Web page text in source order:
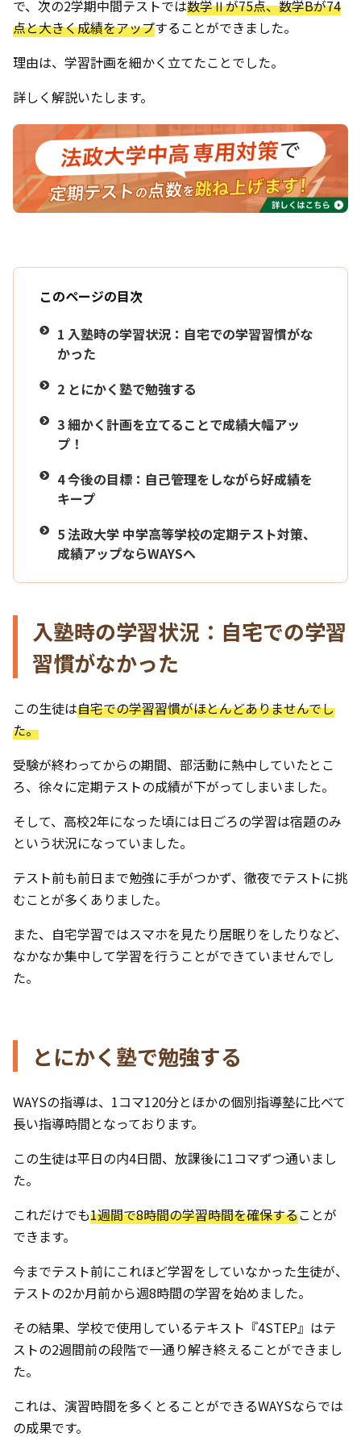
で、次の2学期中間テストでは数学Ⅱが75点、数学Bが74
点と大きく成績をアップすることができました。
理由は、学習計画を細かく立てたことでした。
詳しく解説いたします。
このページの目次
1 入塾時の学習状況：自宅での学習習慣がな
かった
2 とにかく塾で勉強する
3細かく計画を立てることで成績大幅アッ
プ！
4今後の目標：自己管理をしながら好成績を
キープ
5法政大学 中学高等学校の定期テスト対策、
成績アップならWAYSへ
入塾時の学習状況：自宅での学習
習慣がなかった
この生徒は自宅での学習習慣がほとんどありませんでし
た。
受験が終わってからの期間、部活動に熱中していたとこ
ろ、徐々に定期テストの成績が下がってしまいました。
そして、高校2年になった頃には日ごろの学習は宿題のみ
という状況になっていました。
テスト前も前日まで勉強に手がつかず、徹夜でテストに挑
むことが多くありました。
また、自宅学習ではスマホを見たり居眠りをしたりなど、
なかなか集中して学習を行うことができていませんでし
た。
とにかく塾で勉強する
WAYSの指導は、1コマ120分とほかの個別指導塾に比べて
長い指導時間となっております。
この生徒は平日の内4日間、放課後に1コマずつ通いまし
た。
これだけでも1週間で8時間の学習時間を確保することが
できます。
今までテスト前にこれほど学習をしていなかった生徒が、
テストの2か月前から週8時間の学習を始めました。
その結果、学校で使用しているテキスト『4STEP』はテ
ストの2週間前の段階で一通り解き終えることができまし
た。
これは、演習時間を多くとることができるWAYSならでは
の成果です。